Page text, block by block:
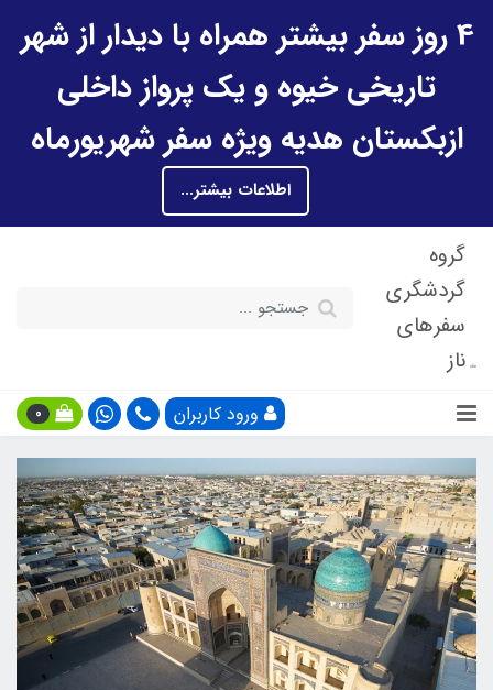
4 روز سفر بیشتر همراه با دیدار از شهر
تاریخی خیوه و یک پرواز داخلی
ازبکستان هدیه ویژه سفر شهریورماه
اطلاعات بیشتر...
گروه
گردشگری
سفرهای
ناز
ورود کاربران 0